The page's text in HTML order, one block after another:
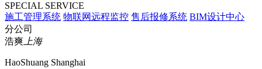
SPECIAL SERVICE
施工管理系统 物联网远程监控 售后报修系统 BIM设计中心
分公司
浩爽上海
HaoShuang Shanghai